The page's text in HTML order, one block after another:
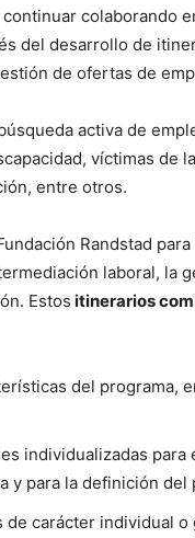
colaborando
del desarrollo de
de ofertas de
activa de
víctimas de
entre otros.
Randstad
laboral, la
Estos itinerarios
del programa,
individualizadas para
y para la definición del
de carácter individual